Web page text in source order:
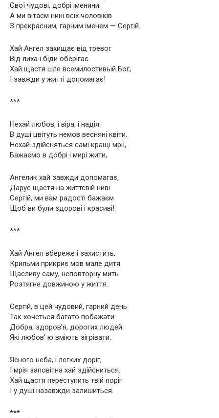
Свої чудові, добрі іменини.
А ми вітаєм нині всіх чоловіків
З прекрасним, гарним іменем — Сергій.
Хай Ангел захищає від тревог
Від лиха і біди оберігає.
Хай щастя шле всемилостивый Бог,
І завжди у житті допомагає!
***
Нехай любов, і віра, і надія
В душі цвітуть немов весняні квіти.
Нехай здійсняться самі кращі мрії,
Бажаємо в добрі і мирі жити,
Ангелик хай завжди допомагає,
Дарує щастя на життєвій ниві
Сергій, ми вам радості бажаєм
Щоб ви були здорові і красиві!
***
Хай Ангел вбереже і захистить.
Крильми прикриє мов мале дитя.
Щасливу саму, неповторну мить
Розтягне довжиною у життя.
Сергій, в цей чудовий, гарний день
Так хочеться багато побажати:
Добра, здоров’я, дорогих людей
Які любов’ ю вміють зігрівати.
Ясного неба, і легких доріг,
І мрія заповітна хай здійсниться.
Хай щастя переступить твій поріг
І у душі назавжди залишиться.
***